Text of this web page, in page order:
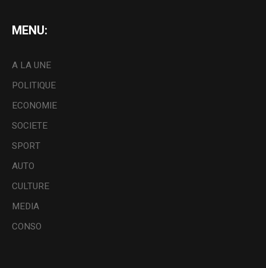
MENU:
A LA UNE
POLITIQUE
ECONOMIE
SOCIETE
SPORT
AUTO
CULTURE
MEDIA
CONSO